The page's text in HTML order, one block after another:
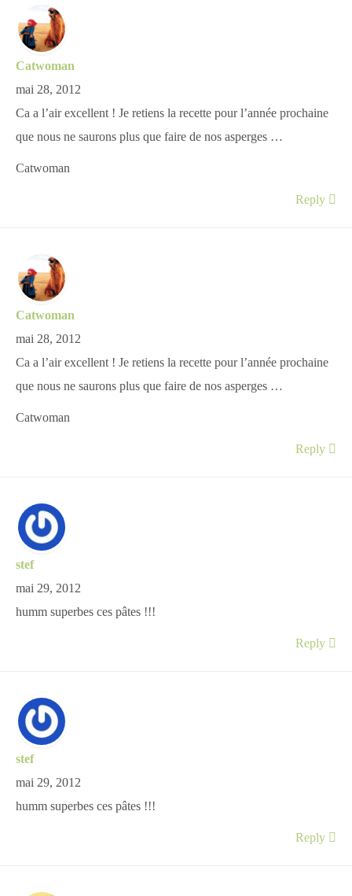
Catwoman
mai 28, 2012
Ca a l’air excellent ! Je retiens la recette pour l’année prochaine
que nous ne saurons plus que faire de nos asperges …
Catwoman
Reply
Catwoman
mai 28, 2012
Ca a l’air excellent ! Je retiens la recette pour l’année prochaine
que nous ne saurons plus que faire de nos asperges …
Catwoman
Reply
stef
mai 29, 2012
humm superbes ces pâtes !!!
Reply
stef
mai 29, 2012
humm superbes ces pâtes !!!
Reply